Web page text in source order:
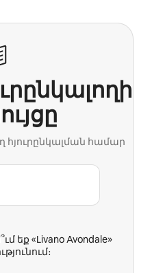
համար
եք «Livano Avondale»